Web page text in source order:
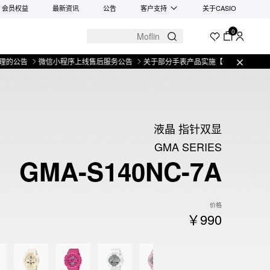
会员权益 最新资讯 公告 客户支持 关于CASIO
0
微信小程序上线售后服务公告 关于部分手表产品实施【一物一码】管理的公告
液晶 指针双显
GMA SERIES
GMA-S140NC-7A
价格
￥990